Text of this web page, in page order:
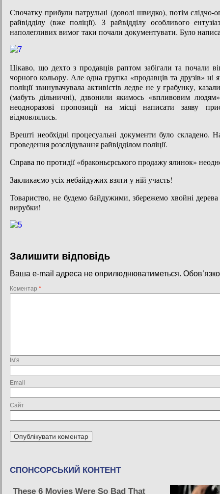
Спочатку прибули патрульні (доволі швидко), потім слідчо-
райвідділу (вже поліції). З райвідділу особливого
наполегливих вимог таки почали документувати. Було
Цікаво, що дехто з продавців раптом забігали та почали
чорного кольору. Але одна групка «продавців та друзів» ні
поліції звинувачувала активістів ледве не у грабунку,
(мабуть дільничні), дзвонили якимось «впливовим
неодноразові пропозиції на місці написати заяву
відмовлялись.
Врешті необхідні процесуальні документи було складено.
проведення розслідування райвідділом поліції.
Справа по протидії «браконьєрського продажу ялинок»
Закликаємо усіх небайдужих взяти у ній участь!
Товариство, не будемо байдужими, збережемо хвойні дерева
вирубки!
Залишити відповідь
Ваша e-mail адреса не оприлюднюватиметься.
Коментар *
Ім'я
Email
Сайт